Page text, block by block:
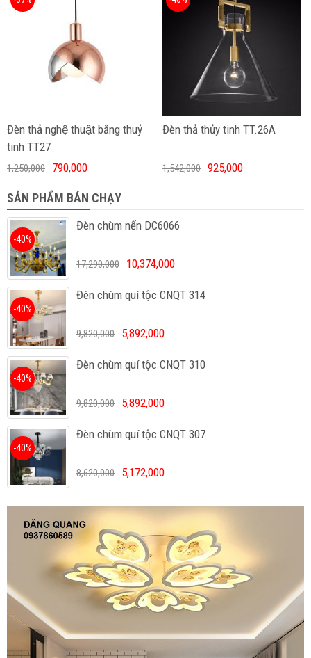
Đèn thả nghệ thuật bằng thuỷ
tinh TT27
1,250,000 790,000
Đèn thả thủy tinh TT.26A
1,542,000 925,000
SẢN PHẨM BÁN CHẠY
Đèn chùm nến DC6066
-40%
17,290,000 10,374,000
Đèn chùm quí tộc CNQT 314
-40%
9,820,000 5,892,000
Đèn chùm quí tộc CNQT 310
-40%
9,820,000 5,892,000
Đèn chùm quí tộc CNQT 307
-40%
8,620,000 5,172,000